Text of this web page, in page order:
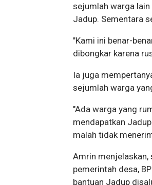
sejumlah warga
Jadup. Sementara
"Kami ini benar-
dibongkar karena
Ia juga
sejumlah warga
"Ada warga yang
mendapatkan
malah tidak
Amrin
pemerintah desa,
bantuan Jadup